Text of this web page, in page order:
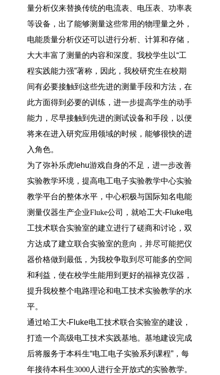
量分析仪来替换传统的电流表、电压表、功率表
等设备，出了能够测量这些常用的物理量之外，
电能质量分析仪还可以进行分析、计算和存储，
大大丰富了测量的内容和深度。我校学生以“工
程实践能力强”著称，因此，我校研究生在校期
间有必要接触到这些先进的测量手段和方法，在
此方面得到必要的训练，进一步提高学生的动手
能力，尽早接触到先进的测试设备和手段，以便
将来在进入研究应用领域的时候，能够很快的进
入角色。
为了弥补乐虎lehu游戏自身的不足，进一步改善
实验教学环境，提高电工电子实验教学中心实验
教学平台的整体水平，中心积极与国际知名电能
测量仪器生产企业Fluke公司， 就哈工大-Fluke电
工技术联合实验室的建立进行了磋商和讨论，双
方达成了建立联合实验室的意向，并尽可能把仪
器价格做到最低，为我校争取到尽可能多的空间
和利益，使在校学生能用到更好的福禄克仪器，
提升我校整个电路理论和电工技术实验教学的水
平。
通过哈工大-Fluke电工技术联合实验室的建设，
打造一个高级电工技术实践基地。基地建设完成
后将服务于本科生“电工电子实验系列课程”，每
年接待本科生3000人进行全开放式的实验教学。